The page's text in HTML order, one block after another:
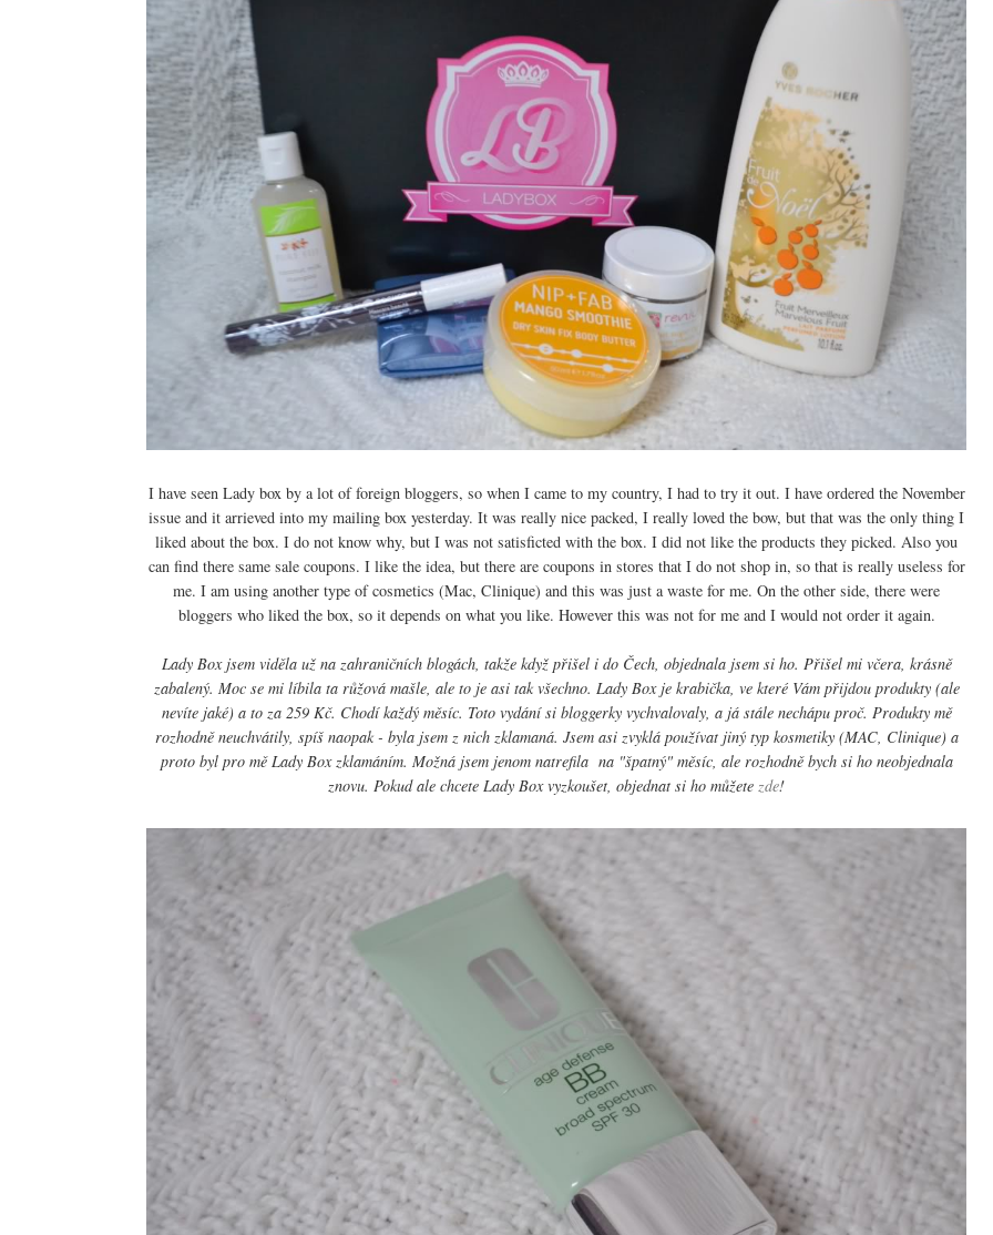
I have seen Lady box by a lot of foreign bloggers, so when I came to my country, I had to try it out. I have ordered the November
issue and it arrieved into my mailing box yesterday. It was really nice packed, I really loved the bow, but that was the only thing I
liked about the box. I do not know why, but I was not satisficted with the box. I did not like the products they picked. Also you
can find there same sale coupons. I like the idea, but there are coupons in stores that I do not shop in, so that is really useless for
me. I am using another type of cosmetics (Mac, Clinique) and this was just a waste for me. On the other side, there were
bloggers who liked the box, so it depends on what you like. However this was not for me and I would not order it again.
Lady Box jsem viděla už na zahraničních blogách, takže když přišel i do Čech, objednala jsem si ho. Přišel mi včera, krásně
zabalený. Moc se mi líbila ta růžová mašle, ale to je asi tak všechno. Lady Box je krabička, ve které Vám přijdou produkty (ale
nevíte jaké) a to za 259 Kč. Chodí každý měsíc. Toto vydání si bloggerky vychvalovaly, a já stále nechápu proč. Produkty mě
rozhodně neuchvátily, spíš naopak - byla jsem z nich zklamaná. Jsem asi zvyklá používat jiný typ kosmetiky (MAC, Clinique) a
proto byl pro mě Lady Box zklamáním. Možná jsem jenom natrefila na "špatný" měsíc, ale rozhodně bych si ho neobjednala
znovu. Pokud ale chcete Lady Box vyzkoušet, objednat si ho můžete zde!